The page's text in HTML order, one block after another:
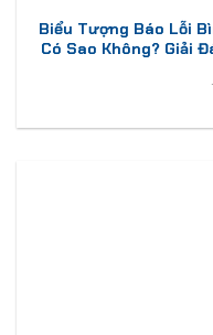
Biểu Tượng Báo Lỗi
Có Sao Không? Giải